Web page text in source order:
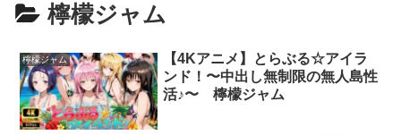
檸檬ジャム
檸檬ジャム
【4Kアニメ】とらぶる☆アイラ
ンド！〜中出し無制限の無人島性
活♪〜 檸檬ジャム